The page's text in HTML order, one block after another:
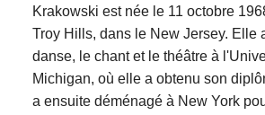
Krakowski est née le 11 octobre
Troy Hills, dans le New Jersey. Elle
danse, le chant et le théâtre à
Michigan, où elle a obtenu son
a ensuite déménagé à New York